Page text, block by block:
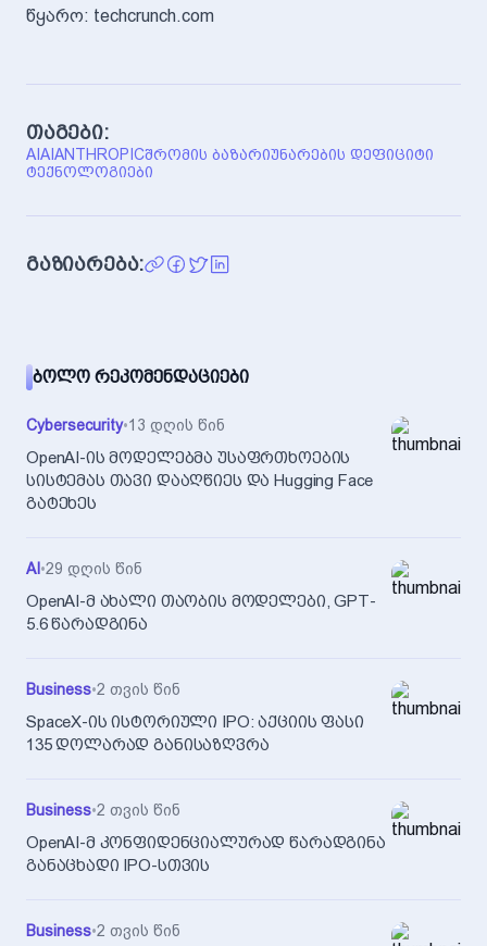
წყარო: techcrunch.com
თაგები:
AI AI ANTHROPICᲨᲠᲝᲛᲘᲡ ᲑᲐᲖᲐᲠᲘᲣᲜᲐᲠᲔᲑᲘᲡ ᲓᲔᲤᲘᲪᲘᲢᲘ
ᲢᲔᲥᲜᲝᲚᲝᲒᲘᲔᲑᲘ
გაზიარება:
ᲑᲝᲚᲝ ᲠᲔᲙᲝᲛᲔᲜᲓᲐᲪᲘᲔᲑᲘ
Cybersecurity•13 დღის წინ
OpenAI-ის მოდელებმა უსაფრთხოების
სისტემას თავი დააღწიეს და Hugging Face
გატეხეს
AI •29 დღის წინ
OpenAI-მ ახალი თაობის მოდელები, GPT-
5.6 წარადგინა
Business•2 თვის წინ
SpaceX-ის ისტორიული IPO: აქციის ფასი
135 დოლარად განისაზღვრა
Business•2 თვის წინ
OpenAI-მ კონფიდენციალურად წარადგინა
განაცხადი IPO-სთვის
Business•2 თვის წინ